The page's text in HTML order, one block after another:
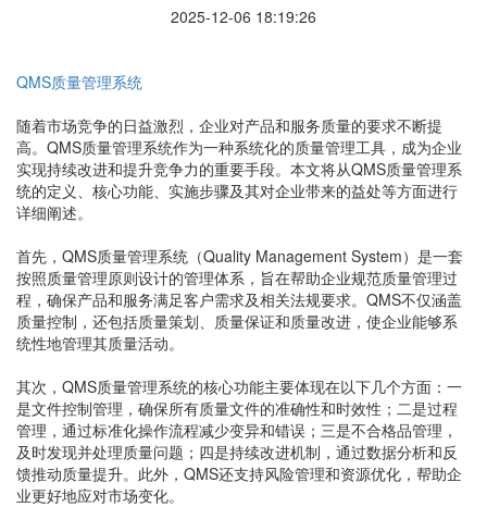
2025-12-06 18:19:26
QMS质量管理系统
随着市场竞争的日益激烈，企业对产品和服务质量的要求不断提
高。QMS质量管理系统作为一种系统化的质量管理工具，成为企业
实现持续改进和提升竞争力的重要手段。本文将从QMS质量管理系
统的定义、核心功能、实施步骤及其对企业带来的益处等方面进行
详细阐述。
首先，QMS质量管理系统（Quality Management System）是一套
按照质量管理原则设计的管理体系，旨在帮助企业规范质量管理过
程，确保产品和服务满足客户需求及相关法规要求。QMS不仅涵盖
质量控制，还包括质量策划、质量保证和质量改进，使企业能够系
统性地管理其质量活动。
其次，QMS质量管理系统的核心功能主要体现在以下几个方面：一
是文件控制管理，确保所有质量文件的准确性和时效性；二是过程
管理，通过标准化操作流程减少变异和错误；三是不合格品管理，
及时发现并处理质量问题；四是持续改进机制，通过数据分析和反
馈推动质量提升。此外，QMS还支持风险管理和资源优化，帮助企
业更好地应对市场变化。